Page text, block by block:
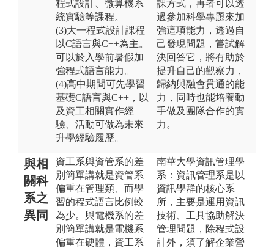
程式設計、微算機系
統實驗等課程。
(3)大一程式設計課程
以C語言與C++為主。
可以於入學前暑假加
強程式語言能力。
(4)高中期間可先學習
基礎C語言與C++，以
及資工相關實作經
驗、活動可做為未來
升學經驗履歷。
課方式，再者可以透
過參加科學專題來加
強這項能力，透過自
己發現問題，嘗試解
決回答它，將有助於
提升自己的觀察力，
歸納與融會貫通的能
力，同時也能培養動
手做及團隊合作的實
力。
與相
關科
系之
異同
資工系與資管系的差
別簡單講就是資管系
偏重在管理類、而學
習的程式語言比例較
為少。與電機系的差
別簡單講就是電機系
偏重在硬體，資工系
南華大學資訊管理學
系：資訊管理系是以
資訊學群的核心系
所，主要是運用資訊
技術、工具協助解決
管理問題，除程式設
計外，須了解企業營